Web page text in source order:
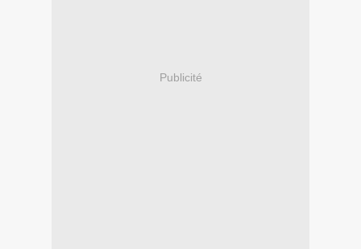
Publicité